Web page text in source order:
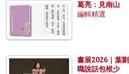
葛亮：見南山
編輯精選
書展2026｜葉
職說話包袱少